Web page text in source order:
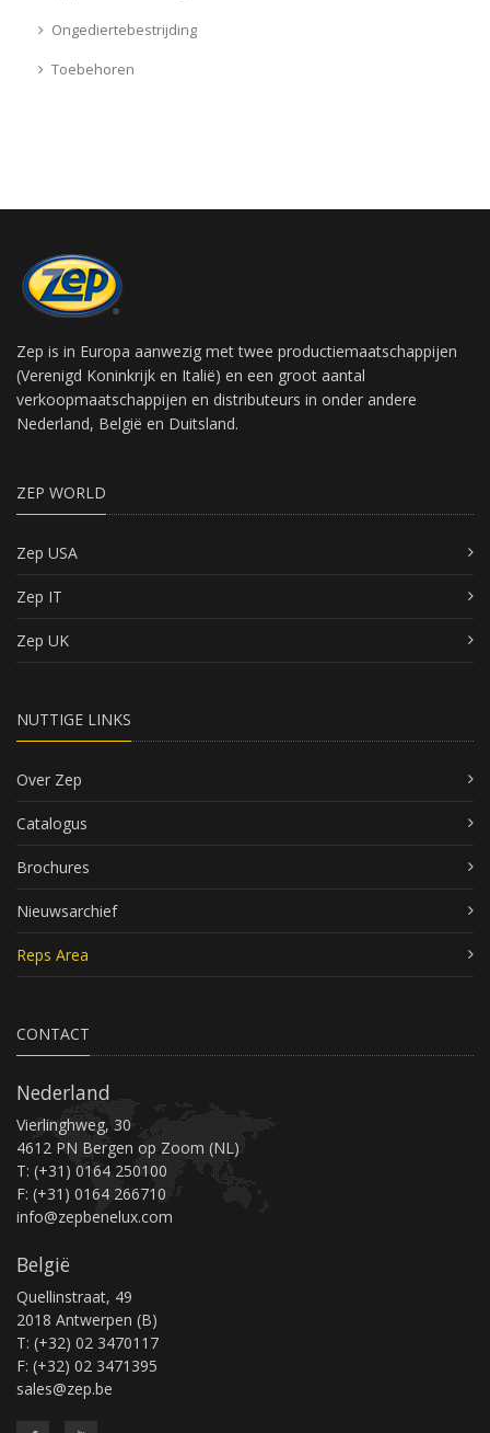
Ongediertebestrijding
Toebehoren
Zep is in Europa aanwezig met twee productiemaatschappijen
(Verenigd Koninkrijk en Italië) en een groot aantal
verkoopmaatschappijen en distributeurs in onder andere
Nederland, België en Duitsland.
ZEP WORLD
Zep USA
Zep IT
Zep UK
NUTTIGE LINKS
Over Zep
Catalogus
Brochures
Nieuwsarchief
Reps Area
CONTACT
Nederland
Vierlinghweg, 30
4612 PN Bergen op Zoom (NL)
T: (+31) 0164 250100
F: (+31) 0164 266710
info@zepbenelux.com
België
Quellinstraat, 49
2018 Antwerpen (B)
T: (+32) 02 3470117
F: (+32) 02 3471395
sales@zep.be